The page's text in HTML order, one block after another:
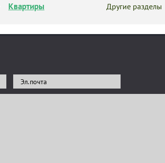
Квартиры Другие разделы